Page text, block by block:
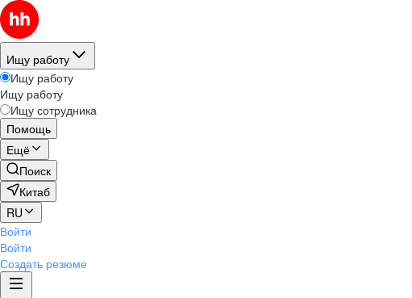
Ищу работу
Ищу работу
Ищу работу
Ищу сотрудника
Помощь
Ещё
Поиск
Китаб
RU
Войти
Войти
Создать резюме